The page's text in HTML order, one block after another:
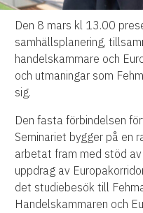
Den 8 mars kl 13.00
samhällsplanering,
handelskammare och
och utmaningar som
sig.
Den fasta förbindelsen
Seminariet bygger på en
arbetat fram med stöd
uppdrag av
det studiebesök till
Handelskammaren och